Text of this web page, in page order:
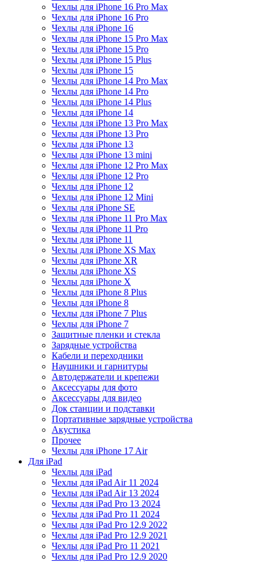
Чехлы для iPhone 16 Pro Max
Чехлы для iPhone 16 Pro
Чехлы для iPhone 16
Чехлы для iPhone 15 Pro Max
Чехлы для iPhone 15 Pro
Чехлы для iPhone 15 Plus
Чехлы для iPhone 15
Чехлы для iPhone 14 Pro Max
Чехлы для iPhone 14 Pro
Чехлы для iPhone 14 Plus
Чехлы для iPhone 14
Чехлы для iPhone 13 Pro Max
Чехлы для iPhone 13 Pro
Чехлы для iPhone 13
Чехлы для iPhone 13 mini
Чехлы для iPhone 12 Pro Max
Чехлы для iPhone 12 Pro
Чехлы для iPhone 12
Чехлы для iPhone 12 Mini
Чехлы для iPhone SE
Чехлы для iPhone 11 Pro Max
Чехлы для iPhone 11 Pro
Чехлы для iPhone 11
Чехлы для iPhone XS Max
Чехлы для iPhone XR
Чехлы для iPhone XS
Чехлы для iPhone X
Чехлы для iPhone 8 Plus
Чехлы для iPhone 8
Чехлы для iPhone 7 Plus
Чехлы для iPhone 7
Защитные пленки и стекла
Зарядные устройства
Кабели и переходники
Наушники и гарнитуры
Автодержатели и крепежи
Аксессуары для фото
Аксессуары для видео
Док станции и подставки
Портативные зарядные устройства
Акустика
Прочее
Чехлы для iPhone 17 Air
Для iPad
Чехлы для iPad
Чехлы для iPad Air 11 2024
Чехлы для iPad Air 13 2024
Чехлы для iPad Pro 13 2024
Чехлы для iPad Pro 11 2024
Чехлы для iPad Pro 12.9 2022
Чехлы для iPad Pro 12.9 2021
Чехлы для iPad Pro 11 2021
Чехлы для iPad Pro 12.9 2020